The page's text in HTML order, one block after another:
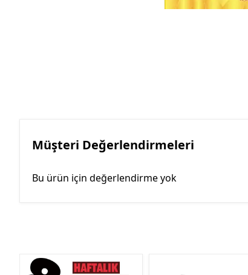
Müşteri Değerlendirmeleri
Bu ürün için değerlendirme yok